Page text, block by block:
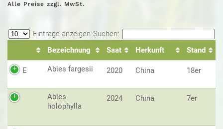
Alle Preise zzgl. MwSt.
Einträge anzeigen Suchen:
Bezeichnung
Saat Herkunft Stand
E Abies fargesii 2020 China 18er
Abies
holophylla
2024 China 7er